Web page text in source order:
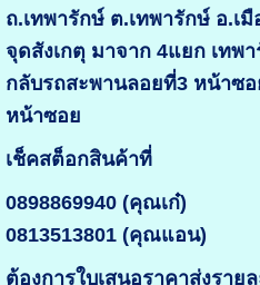
ถ.เทพารักษ์ ต.เทพารักษ์ อ.เ
จุดสังเกตุ มาจาก 4แยก เทพ
กลับรถสะพานลอยที่3 หน้าซ
หน้าซอย
เช็คสต็อกสินค้าที่
0898869940 (คุณเก๋)
0813513801 (คุณแอน)
ต้องการใบเสนอราคาส่งราย